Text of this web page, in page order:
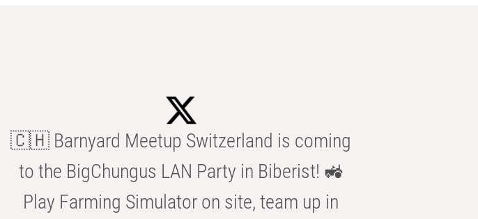
🇨🇭 Barnyard Meetup Switzerland is coming
to the BigChungus LAN Party in Biberist! 🚜
Play Farming Simulator on site, team up in